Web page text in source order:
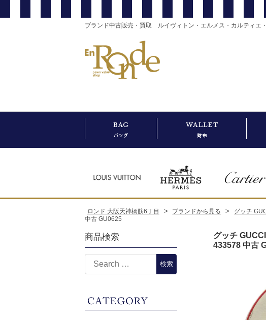
ブランド中古販売・買取 ルイヴィトン・エルメス・カルティエ
ロンド 大阪天神橋筋6丁目 > ブランドから見る > グッチ
中古 GU0625
グッチ
433578 中古
商品検索